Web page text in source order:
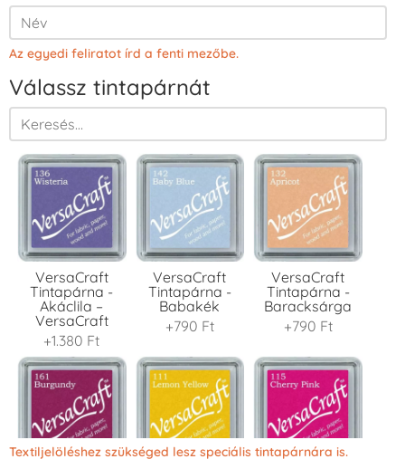
Az egyedi feliratot írd a fenti mezőbe.
Válassz tintapárnát
VersaCraft
Tintapárna -
Akáclila –
VersaCraft
+1.380 Ft
VersaCraft
Tintapárna -
Babakék
+790 Ft
VersaCraft
Tintapárna -
Baracksárga
+790 Ft
Textiljelöléshez szükséged lesz speciális tintapárnára is.